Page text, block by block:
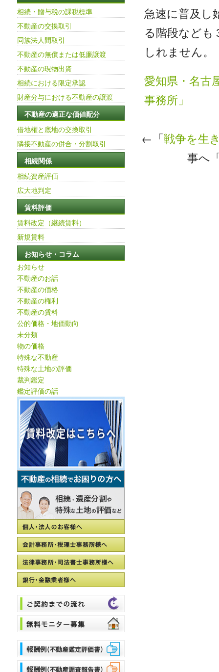
急速に普及し
る階段なども
しれません。
愛知県・名古
事務所」
←「戦争を生
事へ
相続・贈与税の課税標準
不動産の交換取引
同族法人間取引
不動産の無償または低廉譲渡
不動産の現物出資
相続における限定承認
財産分与における不動産の譲渡
不動産の適正な価値配分
借地権と底地の交換取引
隣接不動産の併合・分割取引
相続関係
相続資産評価
広大地判定
賃料評価
賃料改定（継続賃料）
新規賃料
お知らせ・コラム
お知らせ
不動産のお話
不動産の価格
不動産の権利
不動産の賃料
公的価格・地価動向
未分類
物の価格
特殊な不動産
特殊な土地の評価
裁判鑑定
鑑定評価の話